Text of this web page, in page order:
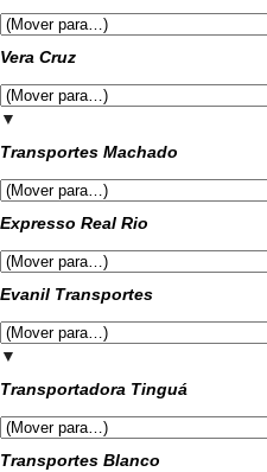
Vera Cruz
▼
Transportes Machado
Expresso Real Rio
Evanil Transportes
▼
Transportadora Tinguá
Transportes Blanco